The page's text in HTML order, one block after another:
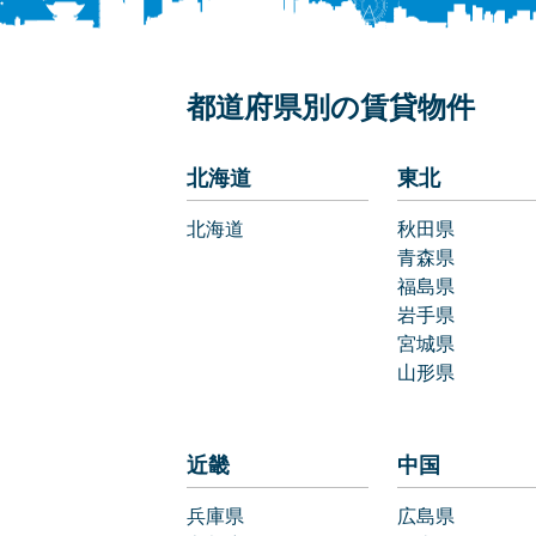
都道府県別の賃貸物件
北海道
北海道
東北
秋田県
青森県
福島県
岩手県
宮城県
山形県
近畿
兵庫県
中国
広島県